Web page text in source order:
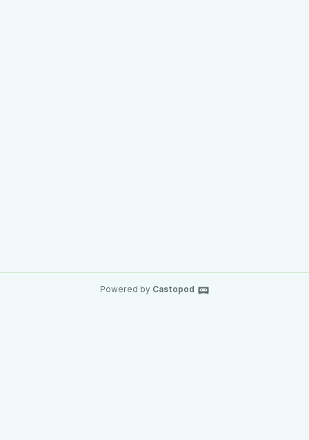
Powered by Castopod